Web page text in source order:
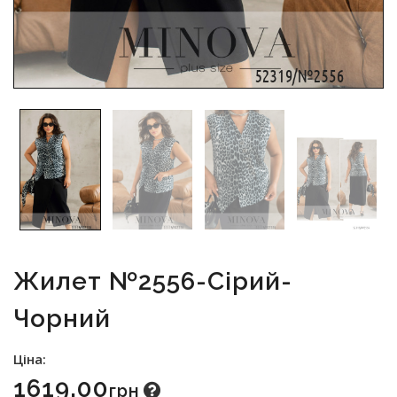
Жилет №2556-Сірий-
Чорний
Ціна:
1619.00Грн